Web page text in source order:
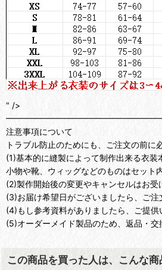
" />
注意事項について
トラブル防止のためにも、ご注文の前に
(1)基本的に縫製によって制作出来る衣装
小物や靴、ウィッグなどのものはセット
(2)製作開始後の変更やキャンセルはお受
(3)お届け希望日がございましたら、ご注
(4)もし参考資料がありましたら、ご提供
(5)オーダーメイド製品のため、返品・交
この商品を買った人は、こんな